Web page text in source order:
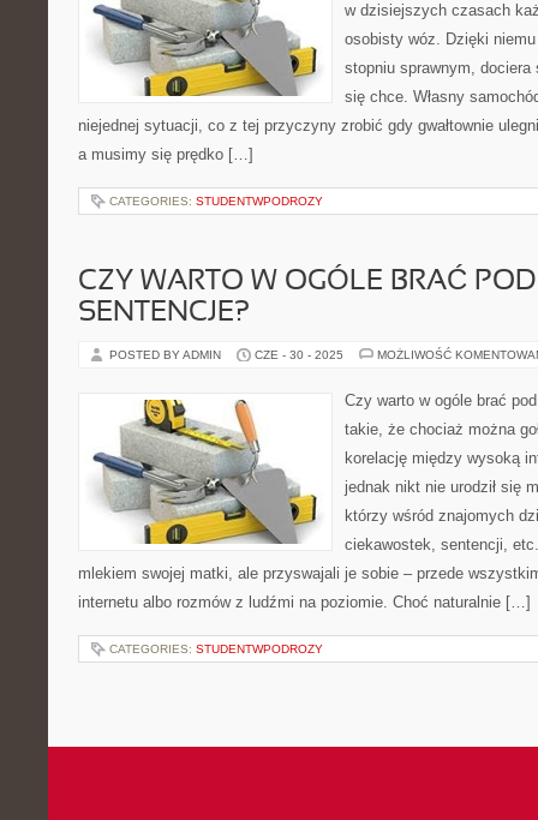
w dzisiejszych czasach
osobisty wóz. Dzięki
stopniu sprawnym,
się chce. Własny
niejednej sytuacji, co z tej przyczyny zrobić gdy gwałtownie
a musimy się prędko […]
CATEGORIES: STUDENTWPODROZY
CZY WARTO W OGÓLE BRAĆ
SENTENCJE?
POSTED BY ADMIN CZE - 30 - 2025 MOŻLIWOŚĆ
Czy warto w ogóle brać
takie, że chociaż można
korelację między wysoką
jednak nikt nie urodził się
którzy wśród znajomych
ciekawostek, sentencji,
mlekiem swojej matki, ale przyswajali je sobie – przede
internetu albo rozmów z ludźmi na poziomie. Choć naturalnie […]
CATEGORIES: STUDENTWPODROZY